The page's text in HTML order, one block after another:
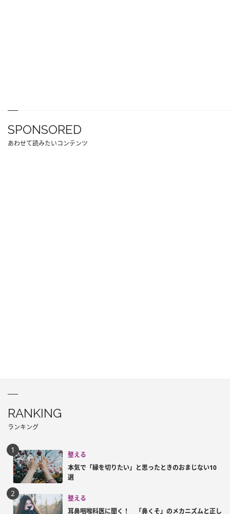
SPONSORED
あわせて読みたいコンテンツ
RANKING
ランキング
整える
本気で「縁を切りたい」と思ったときのおまじない10
選
整える
耳鼻咽喉科医に聞く！ 「鼻くそ」のメカニズムと正し